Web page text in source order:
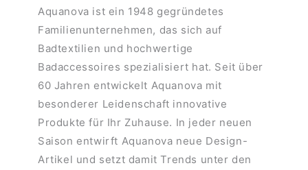
Aquanova ist ein 1948 gegründetes
Familienunternehmen, das sich auf
Badtextilien und hochwertige
Badaccessoires spezialisiert hat. Seit über
60 Jahren entwickelt Aquanova mit
besonderer Leidenschaft innovative
Produkte für Ihr Zuhause. In jeder neuen
Saison entwirft Aquanova neue Design-
Artikel und setzt damit Trends unter den